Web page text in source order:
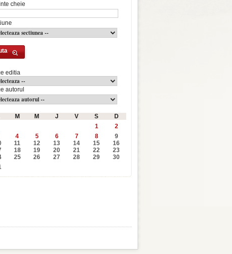
cheie
editia
autorul
M M J V S
D
1
2
4 5 6 7 8
9
11 12 13 14 15
16
18 19 20 21 22
23
25 26 27 28 29
30